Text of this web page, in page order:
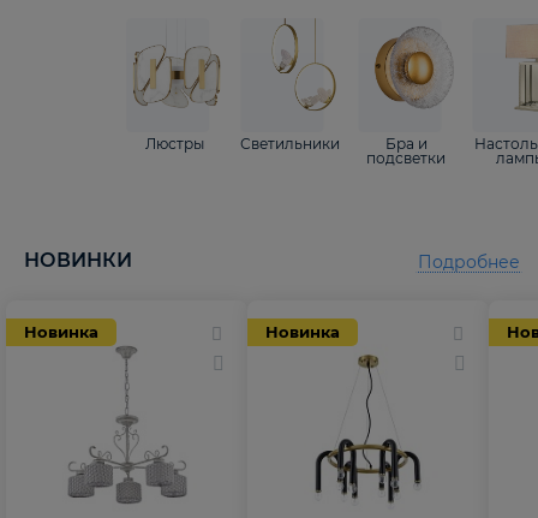
Люстры Светильники
Бра и
подсветки
НОВИНКИ
Новинка Новинка
Подробнее